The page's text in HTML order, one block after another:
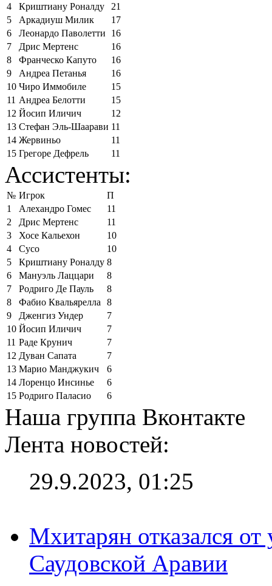
4
Криштиану Роналду
21
5
Аркадиуш Милик
17
6
Леонардо Паволетти
16
7
Дрис Мертенс
16
8
Франческо Капуто
16
9
Андреа Петанья
16
10 Чиро Иммобиле
15
11 Андреа Белотти
15
12 Йосип Иличич
12
13 Стефан Эль-Шаарави 11
14 Жервиньо
11
15 Грегоре Дефрель 11
Ассистенты:
№ Игрок
П
1
Алехандро Гомес
11
2
Дрис Мертенс
11
3
Хосе Кальехон
10
4
Сусо
10
5
Криштиану Роналду 8
6
Мануэль Лаццари
8
7
Родриго Де Пауль
8
8
Фабио Квальярелла
8
9
Дженгиз Ундер
7
10 Йосип Иличич
7
11 Раде Крунич
7
12 Дуван Сапата
7
13 Марио Манджукич
6
14 Лоренцо Инсинье
6
15 Родриго Паласио 6
Наша группа Вконтакте
Лента новостей:
29.9.2023, 01:25
Мхитарян отказался от
Саудовской Аравии